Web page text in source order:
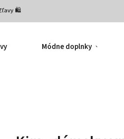
🛍️
Módne doplnky